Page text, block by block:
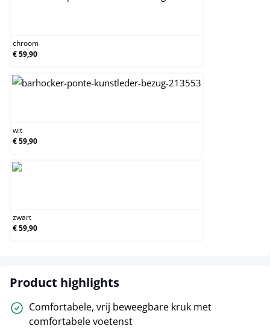
chroom
€ 59,90
wit
€ 59,90
zwart
€ 59,90
Product highlights
Comfortabele, vrij beweegbare kruk met
comfortabele voetenst